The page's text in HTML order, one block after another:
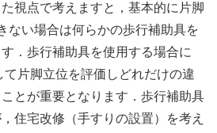
視点で考えますと，基本的に片脚
ない場合は何らかの歩行補助具を
．歩行補助具を使用する場合に
片脚立位を評価しどれだけの違
とが重要となります．歩行補助具
住宅改修（手すりの設置）を考え